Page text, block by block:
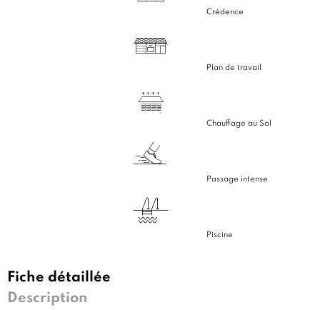
Crédence
Plan de travail
Chauffage au Sol
Passage intense
Piscine
Fiche détaillée
Description